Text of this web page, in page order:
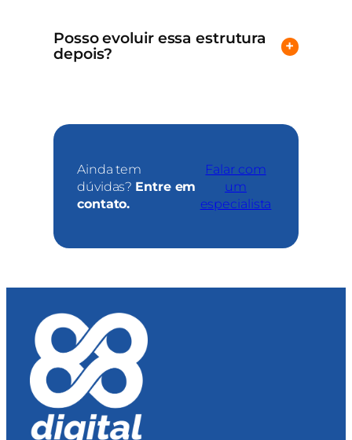
Posso evoluir essa estrutura
depois?
+
Ainda tem
dúvidas? Entre em
contato.
Falar com
um
especialista